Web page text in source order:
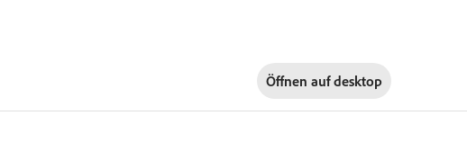
Öffnen aufdesktop